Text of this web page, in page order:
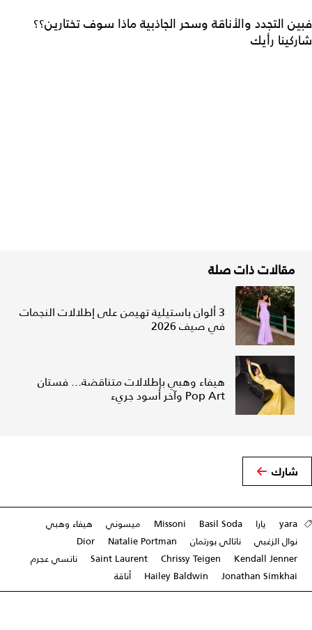
فبين التجدد والأناقة وسحر الجاذبية ماذا سوف تختارين؟؟
شاركينا رأيك
مقالات ذات صلة
3 ألوان باستيلية تهيمن على إطلالات النجمات
في صيف 2026
هيفاء وهبي بإطلالات متناقضة... فستان
Pop Art وآخر أسود جريء
شارك
yara يارا Basil Soda
Missoni ميسوني
هيفاء وهبي
نوال الزغبي
ناتالي بورتمان Natalie Portman
Dior
Kendall Jenner
Chrissy Teigen
Saint Laurent
نانسي عجرم
Jonathan Simkhai
Hailey Baldwin أناقة